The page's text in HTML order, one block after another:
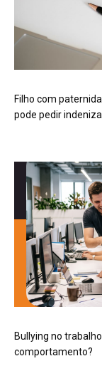
Filho com
pode pedir
Bullying no
comportamento?